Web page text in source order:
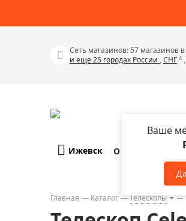
Сеть магазинов: 57 магазинов в
и еще 25 городах России ,СНГ 4 ,
Телескопы
Бинокли
Ижевск
Ваше
Да
О компании
Главная Каталог Телескопы